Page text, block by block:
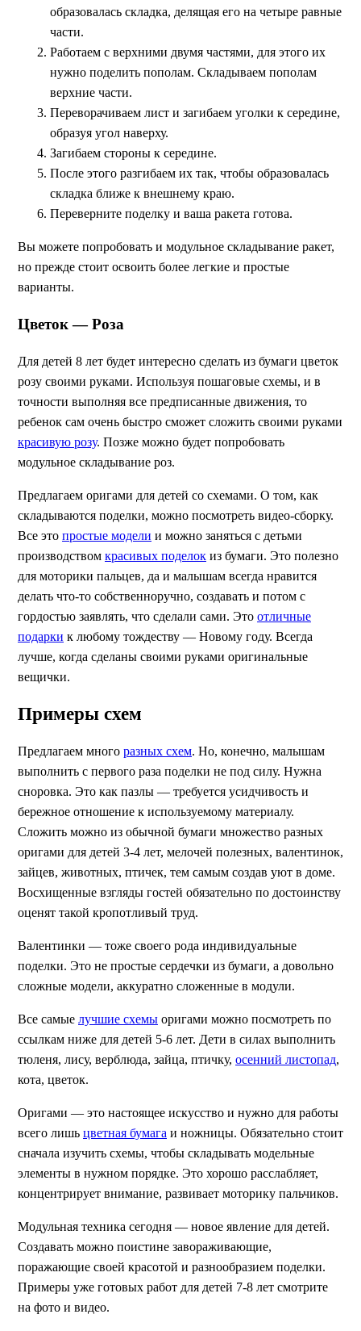
образовалась складка, делящая его на четыре равные
части.
Работаем с верхними двумя частями, для этого их
нужно поделить пополам. Складываем пополам
верхние части.
Переворачиваем лист и загибаем уголки к середине,
образуя угол наверху.
Загибаем стороны к середине.
После этого разгибаем их так, чтобы образовалась
складка ближе к внешнему краю.
Переверните поделку и ваша ракета готова.
Вы можете попробовать и модульное складывание ракет,
но прежде стоит освоить более легкие и простые
варианты.
Цветок — Роза
Для детей 8 лет будет интересно сделать из бумаги цветок
розу своими руками. Используя пошаговые схемы, и в
точности выполняя все предписанные движения, то
ребенок сам очень быстро сможет сложить своими руками
красивую розу. Позже можно будет попробовать
модульное складывание роз.
Предлагаем оригами для детей со схемами. О том, как
складываются поделки, можно посмотреть видео-сборку.
Все это простые модели и можно заняться с детьми
производством красивых поделок из бумаги. Это полезно
для моторики пальцев, да и малышам всегда нравится
делать что-то собственноручно, создавать и потом с
гордостью заявлять, что сделали сами. Это отличные
подарки к любому тождеству — Новому году. Всегда
лучше, когда сделаны своими руками оригинальные
вещички.
Примеры схем
Предлагаем много разных схем. Но, конечно, малышам
выполнить с первого раза поделки не под силу. Нужна
сноровка. Это как пазлы — требуется усидчивость и
бережное отношение к используемому материалу.
Сложить можно из обычной бумаги множество разных
оригами для детей 3-4 лет, мелочей полезных, валентинок,
зайцев, животных, птичек, тем самым создав уют в доме.
Восхищенные взгляды гостей обязательно по достоинству
оценят такой кропотливый труд.
Валентинки — тоже своего рода индивидуальные
поделки. Это не простые сердечки из бумаги, а довольно
сложные модели, аккуратно сложенные в модули.
Все самые лучшие схемы оригами можно посмотреть по
ссылкам ниже для детей 5-6 лет. Дети в силах выполнить
тюленя, лису, верблюда, зайца, птичку, осенний листопад,
кота, цветок.
Оригами — это настоящее искусство и нужно для работы
всего лишь цветная бумага и ножницы. Обязательно стоит
сначала изучить схемы, чтобы складывать модельные
элементы в нужном порядке. Это хорошо расслабляет,
концентрирует внимание, развивает моторику пальчиков.
Модульная техника сегодня — новое явление для детей.
Создавать можно поистине завораживающие,
поражающие своей красотой и разнообразием поделки.
Примеры уже готовых работ для детей 7-8 лет смотрите
на фото и видео.